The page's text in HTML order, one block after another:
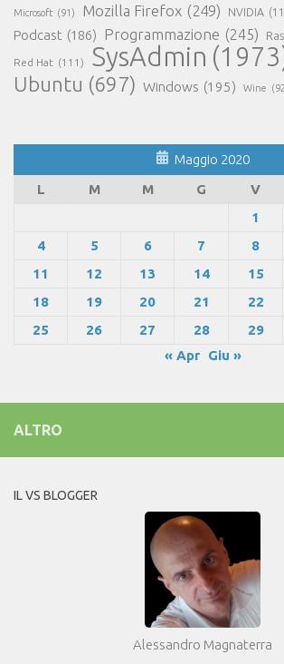
Microsoft (91) Mozilla Firefox (249) NVIDIA
Podcast (186) Programmazione (245)
Red Hat (111) SysAdmin
Ubuntu (697) Windows (195) Wine
Maggio 2020
L
M M G V
1
4
5 6 7 8
11
12 13 14 15
18
19 20 21 22
25
26 27 28 29
« Apr
Giu »
ALTRO
IL VS BLOGGER
Alessandro Magnaterra